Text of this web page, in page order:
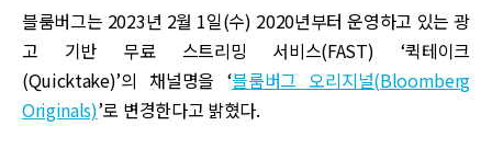
블룸버그는 2023년 2월 1일(수) 2020년부터 운영하고 있는 광
고 기반 무료 스트리밍 서비스(FAST) ‘퀵테이크
(Quicktake)’의 채널명을 ‘블룸버그 오리지널(Bloomberg
Originals)’로 변경한다고 밝혔다.